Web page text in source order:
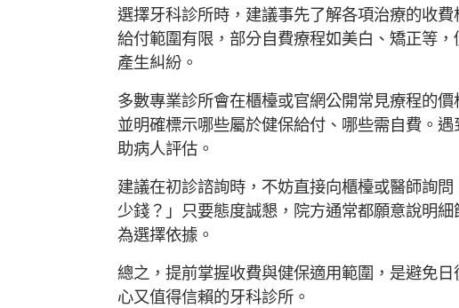
選擇牙科診所時，建議事先了解各項治療的收
給付範圍有限，部分自費療程如美白、矯正等
產生糾紛。
多數專業診所會在櫃檯或官網公開常見療程的
並明確標示哪些屬於健保給付、哪些需自費。
助病人評估。
建議在初診諮詢時，不妨直接向櫃檯或醫師詢
少錢？」只要態度誠懇，院方通常都願意說明
為選擇依據。
總之，提前掌握收費與健保適用範圍，是避免
心又值得信賴的牙科診所。